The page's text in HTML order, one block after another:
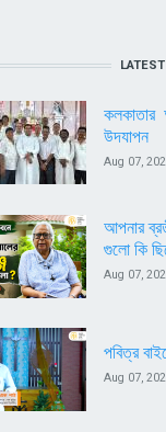
LATEST
কলকাতার
উদযাপন
Aug 07,
আপনার
গুলো কি
Aug 07,
পবিত্র
Aug 07,